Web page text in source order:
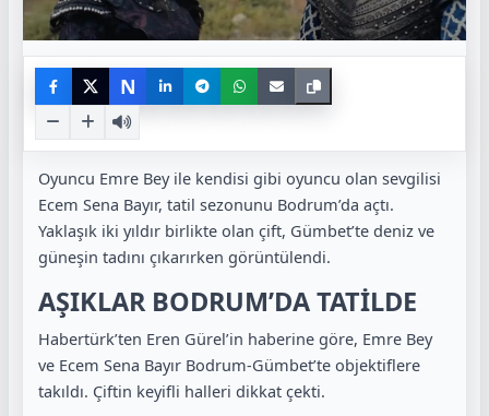
N
Oyuncu Emre Bey ile kendisi gibi oyuncu olan sevgilisi
Ecem Sena Bayır, tatil sezonunu Bodrum’da açtı.
Yaklaşık iki yıldır birlikte olan çift, Gümbet’te deniz ve
güneşin tadını çıkarırken görüntülendi.
AŞIKLAR BODRUM’DA TATİLDE
Habertürk’ten Eren Gürel’in haberine göre, Emre Bey
ve Ecem Sena Bayır Bodrum-Gümbet’te objektiflere
takıldı. Çiftin keyifli halleri dikkat çekti.